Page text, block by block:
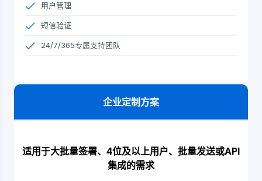
用户管理
短信验证
24/7/365专属支持团队
企业定制方案
适用于大批量签署、4位及以上用户、批量发送或API
集成的需求